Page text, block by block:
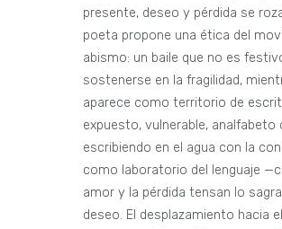
presente, deseo y pérdida se
poeta propone una ética del
abismo: un baile que no es
sostenerse en la fragilidad,
aparece como territorio de
expuesto, vulnerable, analfabeto
escribiendo en el agua con la
como laboratorio del lenguaje
amor y la pérdida tensan lo
deseo. El desplazamiento hacia